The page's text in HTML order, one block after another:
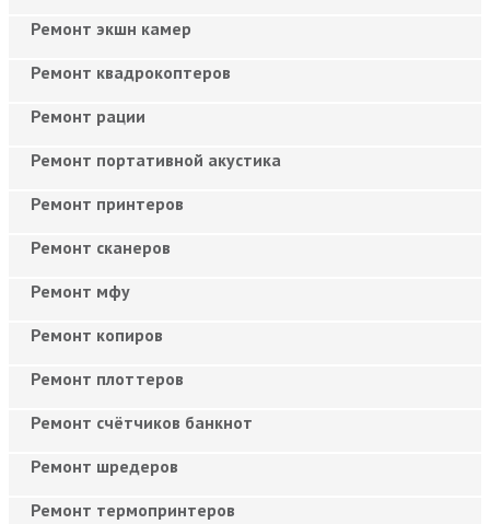
Ремонт экшн камер
Ремонт квадрокоптеров
Ремонт рации
Ремонт портативной акустика
Ремонт принтеров
Ремонт сканеров
Ремонт мфу
Ремонт копиров
Ремонт плоттеров
Ремонт счётчиков банкнот
Ремонт шредеров
Ремонт термопринтеров